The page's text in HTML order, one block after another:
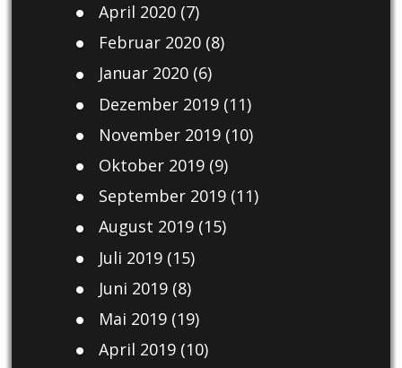
April 2020(7)
Februar 2020(8)
Januar 2020(6)
Dezember 2019(11)
November 2019(10)
Oktober 2019(9)
September 2019(11)
August 2019(15)
Juli 2019(15)
Juni 2019(8)
Mai 2019(19)
April 2019(10)